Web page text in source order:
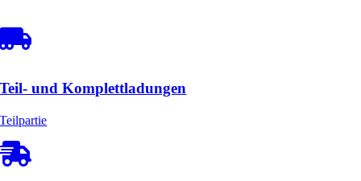
Teil- und Komplettladungen
Teilpartie